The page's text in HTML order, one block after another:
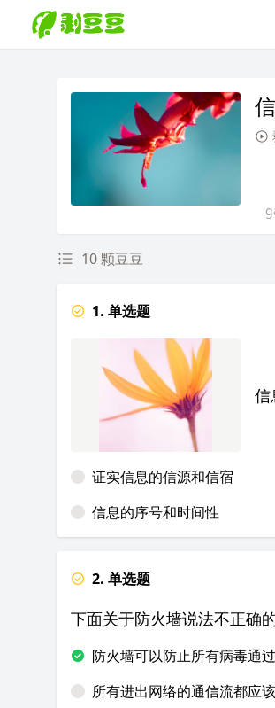
10 颗豆豆
1. 单选题
证实信息的信源和信宿
信息的序号和时间性
2. 单选题
下面关于防火墙说法不正确
防火墙可以防止所有病毒通
所有进出网络的通信流都应